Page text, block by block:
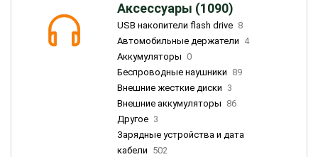
Аксессуары (1090)
USB накопители flash drive 8
Автомобильные держатели 4
Аккумуляторы 0
Беспроводные наушники 89
Внешние жесткие диски 3
Внешние аккумуляторы 86
Другое 3
Зарядные устройства и дата
кабели 502